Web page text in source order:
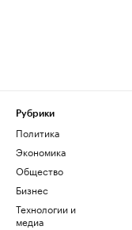
Рубрики
Политика
Экономика
Общество
Бизнес
Технологии и
медиа